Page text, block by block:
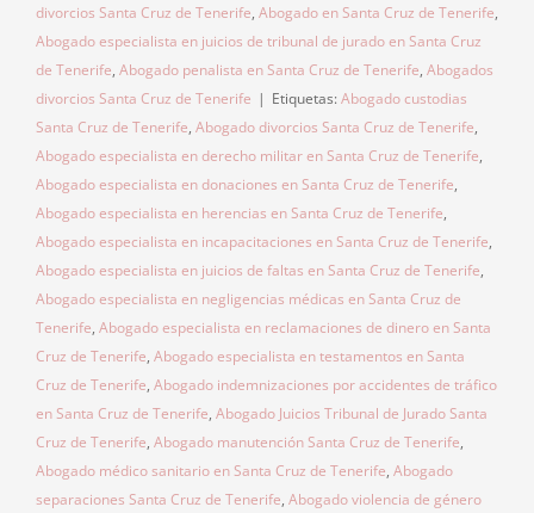
divorcios Santa Cruz de Tenerife, Abogado en Santa Cruz de Tenerife,
Abogado especialista en juicios de tribunal de jurado en Santa Cruz
de Tenerife, Abogado penalista en Santa Cruz de Tenerife, Abogados
divorcios Santa Cruz de Tenerife | Etiquetas: Abogado custodias
Santa Cruz de Tenerife, Abogado divorcios Santa Cruz de Tenerife,
Abogado especialista en derecho militar en Santa Cruz de Tenerife,
Abogado especialista en donaciones en Santa Cruz de Tenerife,
Abogado especialista en herencias en Santa Cruz de Tenerife,
Abogado especialista en incapacitaciones en Santa Cruz de Tenerife,
Abogado especialista en juicios de faltas en Santa Cruz de Tenerife,
Abogado especialista en negligencias médicas en Santa Cruz de
Tenerife, Abogado especialista en reclamaciones de dinero en Santa
Cruz de Tenerife, Abogado especialista en testamentos en Santa
Cruz de Tenerife, Abogado indemnizaciones por accidentes de tráfico
en Santa Cruz de Tenerife, Abogado Juicios Tribunal de Jurado Santa
Cruz de Tenerife, Abogado manutención Santa Cruz de Tenerife,
Abogado médico sanitario en Santa Cruz de Tenerife, Abogado
separaciones Santa Cruz de Tenerife, Abogado violencia de género